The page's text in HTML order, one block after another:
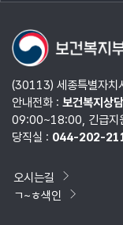
열기
(30113) 세종특별자치
안내전화 : 보건복지상
09:00~18:00, 긴급지
당직실 : 044-202-
오시는길
ㄱ~ㅎ색인